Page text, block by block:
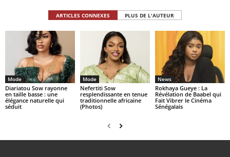
ARTICLES CONNEXES PLUS DE L'AUTEUR
Mode
Diariatou Sow rayonne
en taille basse : une
élégance naturelle qui
séduit
Mode
Nefertiti Sow
resplendissante en tenue
traditionnelle africaine
(Photos)
News
Rokhaya Gueye : La
Révélation de Baabel qui
Fait Vibrer le Cinéma
Sénégalais